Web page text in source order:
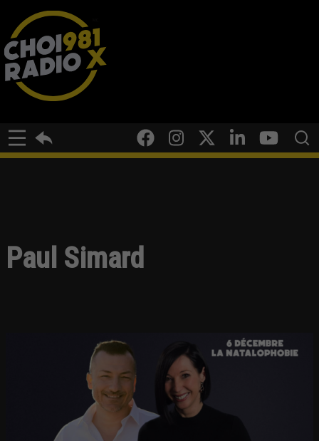
Paul Simard